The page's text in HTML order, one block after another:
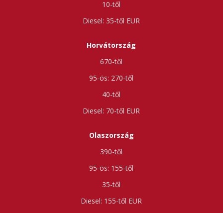
10-től
35-től
Horvátország
670-től
270-től
40-től
70-től
Olaszország
390-től
155-től
35-től
155-től